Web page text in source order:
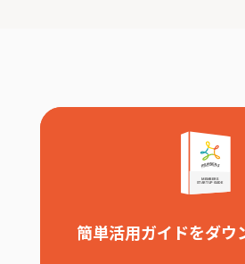
簡単活用ガイドをダウ